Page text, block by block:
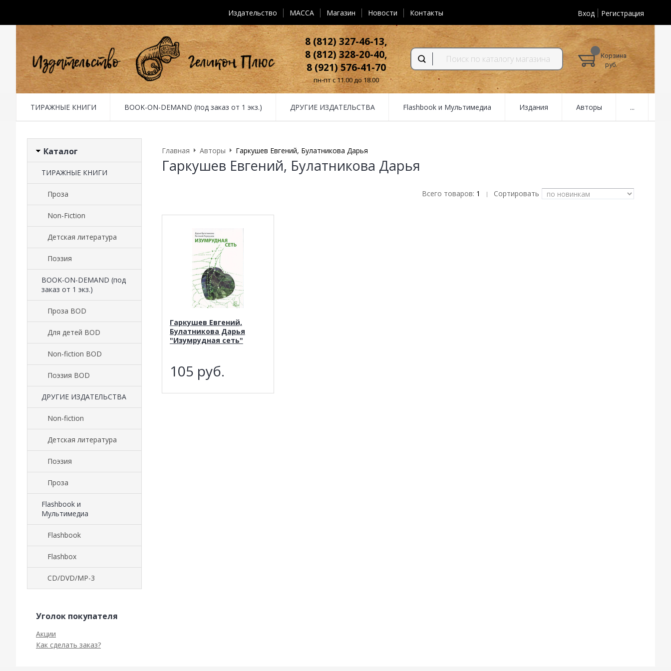
Издательство MACCA Магазин Новости Контакты Вход Регистрация
8 (812) 327-46-13,
8 (812) 328-20-40,
8 (921) 576-41-70
пн-пт с 11.00 до 18.00
Корзина
руб.
ТИРАЖНЫЕ КНИГИ BOOK-ON-DEMAND (под заказ от 1 экз.) ДРУГИЕ ИЗДАТЕЛЬСТВА Flashbook и Мультимедиа Издания Авторы ...
Каталог
ТИРАЖНЫЕ КНИГИ
Проза
Non-Fiction
Детская литература
Поэзия
BOOK-ON-DEMAND (под
заказ от 1 экз.)
Проза BOD
Для детей BOD
Non-fiction BOD
Поэзия BOD
ДРУГИЕ ИЗДАТЕЛЬСТВА
Non-fiction
Детская литература
Поэзия
Проза
Flashbook и
Мультимедиа
Flashbook
Flashbox
CD/DVD/MP-3
Уголок покупателя
Акции
Как сделать заказ?
Главная Авторы Гаркушев Евгений, Булатникова Дарья
Гаркушев Евгений, Булатникова Дарья
Всего товаров: 1 | Сортировать
Гаркушев Евгений,
Булатникова Дарья
"Изумрудная сеть"
105 руб.